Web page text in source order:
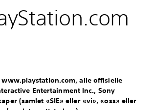
alle offisielle
Entertainment Inc., Sony
(samlet «SIE» eller «vi», «oss» eller